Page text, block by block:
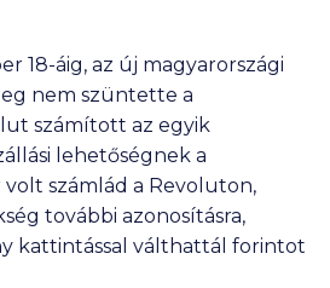
18-áig, az új magyarországi
nem szüntette a
számított az egyik
lehetőségnek a
volt számlád a Revoluton,
további azonosításra,
kattintással válthattál forintot